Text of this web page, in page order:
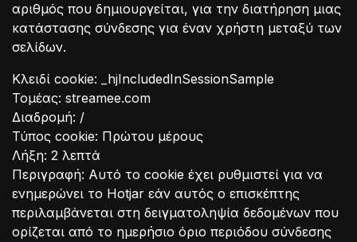
αριθμός που δημιουργείται, για την διατήρηση μιας
κατάστασης σύνδεσης για έναν χρήστη μεταξύ των
σελίδων.
Κλειδί cookie: _hjIncludedInSessionSample
Τομέας: streamee.com
Διαδρομή: /
Τύπος cookie: Πρώτου μέρους
Λήξη: 2 λεπτά
Περιγραφή: Αυτό το cookie έχει ρυθμιστεί για να
ενημερώνει το Hotjar εάν αυτός ο επισκέπτης
περιλαμβάνεται στη δειγματοληψία δεδομένων που
ορίζεται από το ημερήσιο όριο περιόδου σύνδεσης